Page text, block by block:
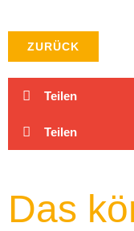
ZURÜCK
Teilen
Teilen
Das